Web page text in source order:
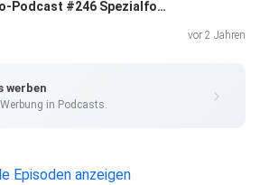
Amazon kaufen:
podcast-pokemon Der Nintendo-
DerNintendoPodcast/
Der Nintendo-Podcast #246 Spezialfolge: Der Charme und die Videospieladaptionen von One Piece
vor 2 Jahren
werben
in Podcasts.
Episoden anzeigen